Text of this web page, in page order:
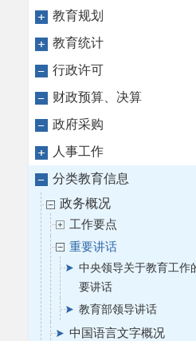
教育规划
教育统计
行政许可
财政预算、决算
政府采购
人事工作
分类教育信息
政务概况
工作要点
重要讲话
中央领导关于教育工作
要讲话
教育部领导讲话
中国语言文字概况